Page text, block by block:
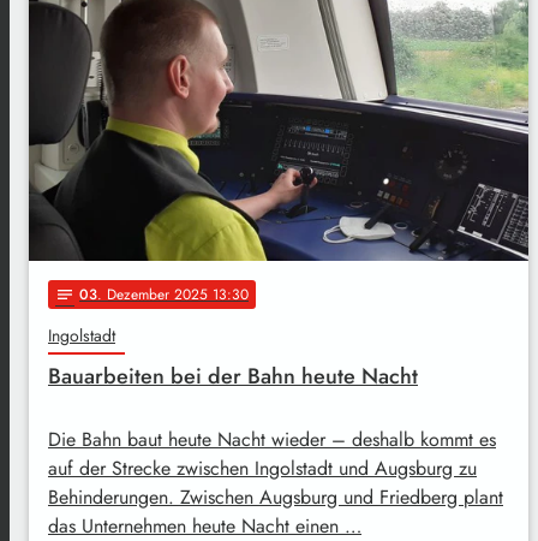
notes 03. Dezember 2025 13:30
Ingolstadt
Bauarbeiten bei der Bahn heute Nacht
Die Bahn baut heute Nacht wieder – deshalb kommt es
auf der Strecke zwischen Ingolstadt und Augsburg zu
Behinderungen. Zwischen Augsburg und Friedberg plant
das Unternehmen heute Nacht einen …